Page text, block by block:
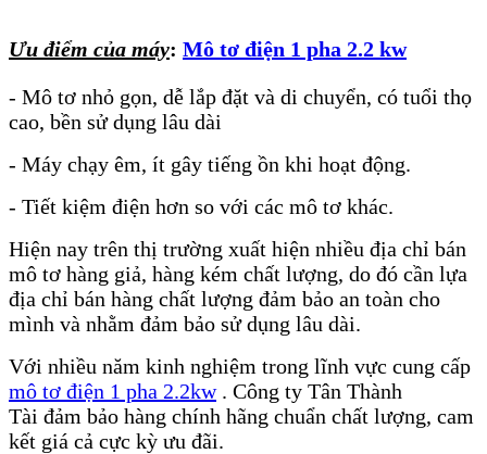
Ưu điểm của máy: Mô tơ điện 1 pha 2.2 kw
- Mô tơ nhỏ gọn, dễ lắp đặt và di chuyển, có tuổi thọ
cao, bền sử dụng lâu dài
- Máy chạy êm, ít gây tiếng ồn khi hoạt động.
- Tiết kiệm điện hơn so với các mô tơ khác.
Hiện nay trên thị trường xuất hiện nhiều địa chỉ bán
mô tơ hàng giả, hàng kém chất lượng, do đó cần lựa
địa chỉ bán hàng chất lượng đảm bảo an toàn cho
mình và nhằm đảm bảo sử dụng lâu dài.
Với nhiều năm kinh nghiệm trong lĩnh vực cung cấp
mô tơ điện 1 pha 2.2kw. Công ty Tân Thành
Tài đảm bảo hàng chính hãng chuẩn chất lượng, cam
kết giá cả cực kỳ ưu đãi.